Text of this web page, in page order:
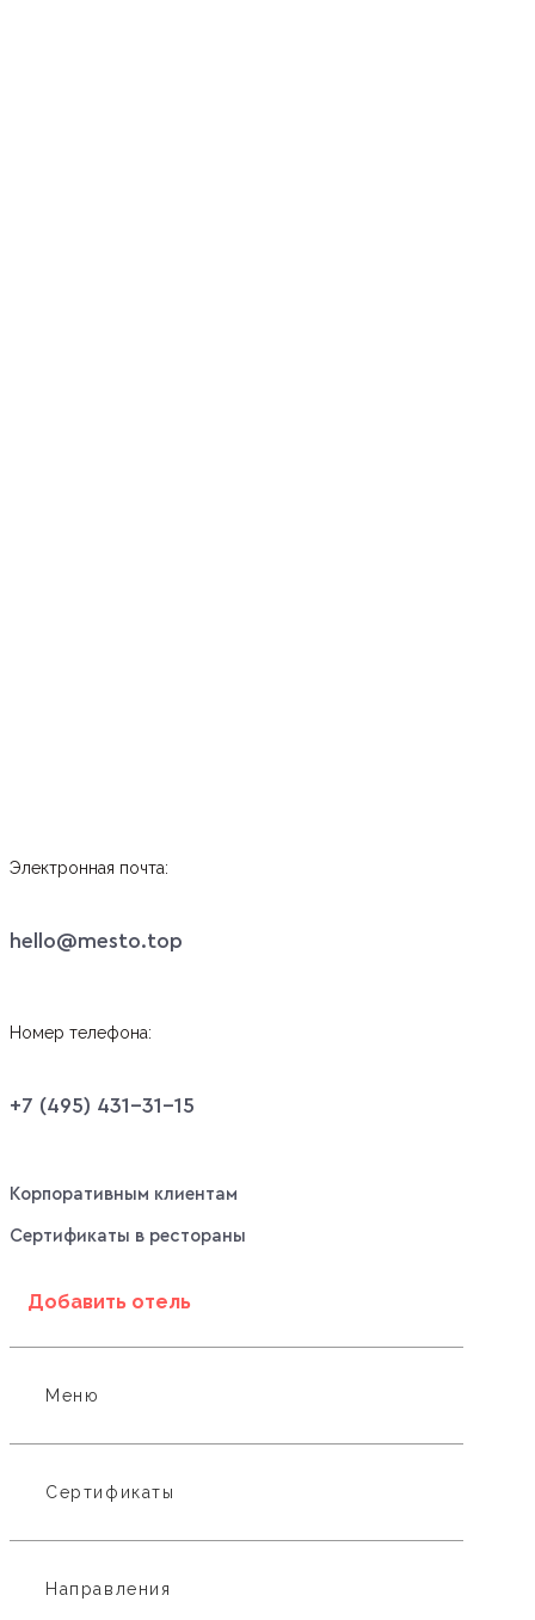
Электронная почта:
hello@mesto.top
Номер телефона:
+7 (495) 431-31-15
Корпоративным клиентам
Сертификаты в рестораны
Добавить отель
Меню
Сертификаты
Направления